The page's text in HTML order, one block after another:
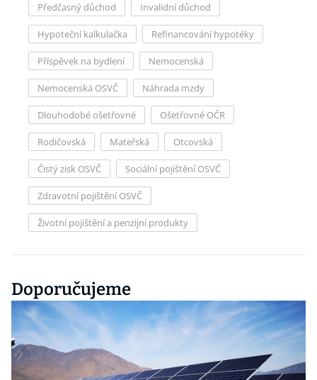
Předčasný důchod Invalidní důchod
Hypoteční kalkulačka Refinancování hypotéky
Příspěvek na bydlení Nemocenská
Nemocenská OSVČ Náhrada mzdy
Dlouhodobé ošetřovné Ošetřovné OČR
Rodičovská Mateřská Otcovská
Čistý zisk OSVČ Sociální pojištění OSVČ
Zdravotní pojištění OSVČ
Životní pojištění a penzijní produkty
Doporučujeme